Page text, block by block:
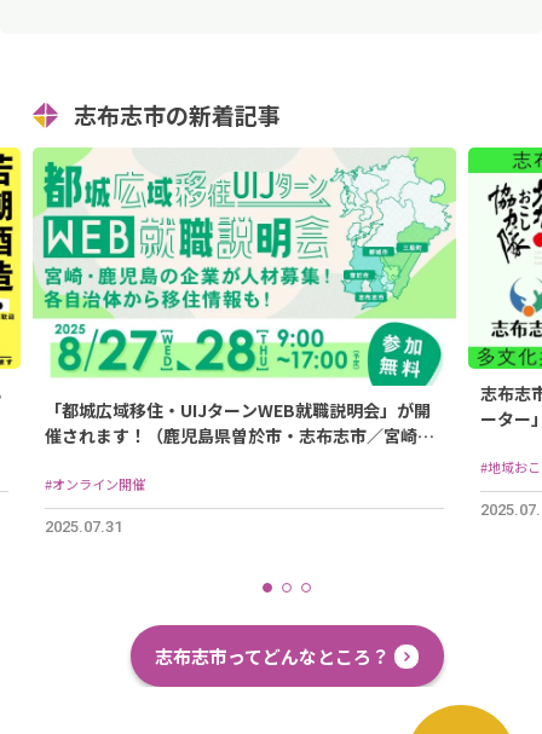
志布志市の新着記事
「都城広域移住・UIJターンWEB就職説明会」が開
催されます！（鹿児島県曽於市・志布志市／宮崎県
#オンライン開催
2025.07.31
志布志
ーター
#地域お
志布志市ってどんなところ？